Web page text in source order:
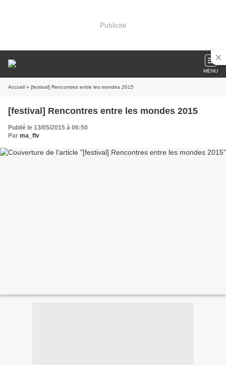
Publicité
MENU
Accueil » [festival] Rencontres entre les mondes 2015
[festival] Rencontres entre les mondes 2015
Publié le 13/05/2015 à 06:50
Par ma_flv